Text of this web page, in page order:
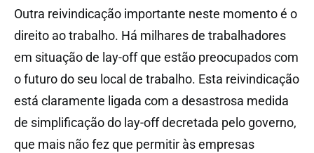
Outra reivindicação importante neste momento é o
direito ao trabalho. Há milhares de trabalhadores
em situação de lay-off que estão preocupados com
o futuro do seu local de trabalho. Esta reivindicação
está claramente ligada com a desastrosa medida
de simplificação do lay-off decretada pelo governo,
que mais não fez que permitir às empresas